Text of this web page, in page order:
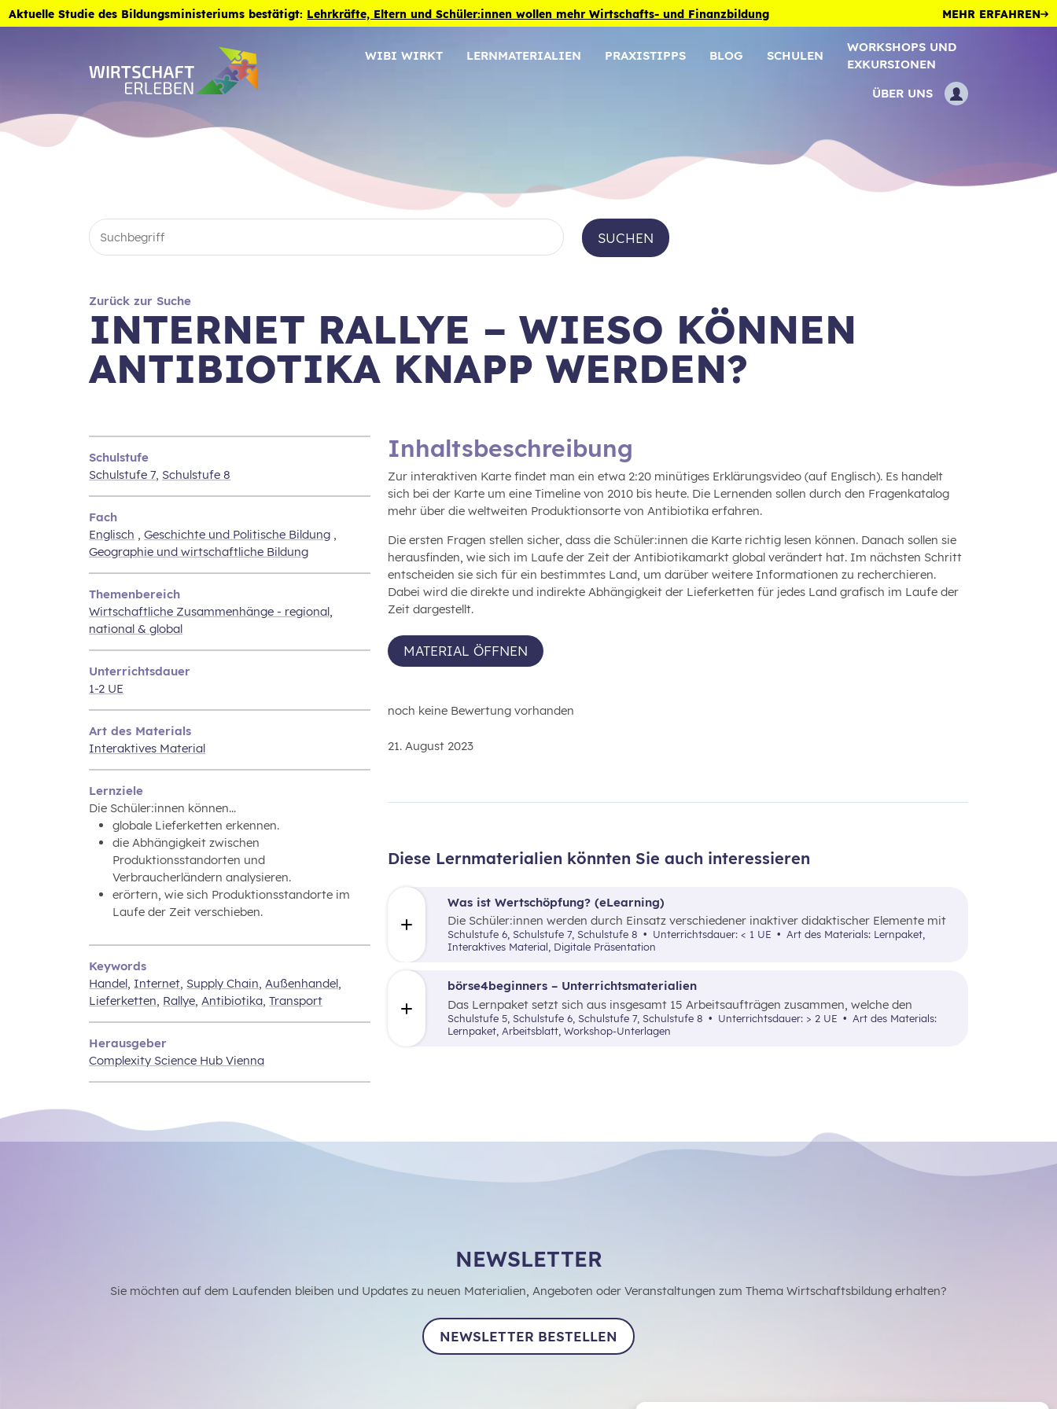
Zum Inhalt der Seite springen
Aktuelle Studie des Bildungsministeriums bestätigt: Lehrkräfte, Eltern und Schüler:innen wollen mehr Wirtschafts- und Finanzbildung MEHR ERFAHREN
WIBI WIRKT LERNMATERIALIEN PRAXISTIPPS BLOG SCHULEN
WORKSHOPS UND
EXKURSIONEN
ÜBER UNS
SUCHEN
Zurück zur Suche
INTERNET RALLYE – WIESO KÖNNEN
ANTIBIOTIKA KNAPP WERDEN?
Schulstufe
Schulstufe 7, Schulstufe 8
Fach
Englisch ,Geschichte und Politische Bildung ,
Geographie und wirtschaftliche Bildung
Themenbereich
Wirtschaftliche Zusammenhänge - regional,
national & global
Unterrichtsdauer
1-2 UE
Art des Materials
Interaktives Material
Lernziele
Die Schüler:innen können...
globale Lieferketten erkennen.
die Abhängigkeit zwischen
Produktionsstandorten und
Verbraucherländern analysieren.
erörtern, wie sich Produktionsstandorte im
Laufe der Zeit verschieben.
Keywords
Handel, Internet, Supply Chain,Außenhandel,
Lieferketten, Rallye,Antibiotika,Transport
Herausgeber
Complexity Science Hub Vienna
Inhaltsbeschreibung
Zur interaktiven Karte findet man ein etwa 2:20 minütiges Erklärungsvideo (auf Englisch). Es handelt
sich bei der Karte um eine Timeline von 2010 bis heute. Die Lernenden sollen durch den Fragenkatalog
mehr über die weltweiten Produktionsorte von Antibiotika erfahren.
Die ersten Fragen stellen sicher, dass die Schüler:innen die Karte richtig lesen können. Danach sollen sie
herausfinden, wie sich im Laufe der Zeit der Antibiotikamarkt global verändert hat. Im nächsten Schritt
entscheiden sie sich für ein bestimmtes Land, um darüber weitere Informationen zu recherchieren.
Dabei wird die direkte und indirekte Abhängigkeit der Lieferketten für jedes Land grafisch im Laufe der
Zeit dargestellt.
MATERIAL ÖFFNEN
noch keine Bewertung vorhanden
21. August 2023
Diese Lernmaterialien könnten Sie auch interessieren
Was ist Wertschöpfung? (eLearning)
Die Schüler:innen werden durch Einsatz verschiedener inaktiver didaktischer Elemente mit
dem Begriff der Wertschöpfung(-kette) anhand einfach nachvollziehbarer Beispiele vertraut
gemacht.
Schulstufe 6, Schulstufe 7, Schulstufe 8 Unterrichtsdauer: < 1 UE
Art des Materials: Lernpaket,
Interaktives Material, Digitale Präsentation
börse4beginners – Unterrichtsmaterialien
Das Lernpaket setzt sich aus insgesamt 15 Arbeitsaufträgen zusammen, welche den
Schüler:innen auf kreative, spielerische sowie angewandte Art und Weise Grundlagenwissen
über die Börse und Geldveranlagung vermittelt.
Schulstufe 5, Schulstufe 6, Schulstufe 7, Schulstufe 8 Unterrichtsdauer: > 2 UE
Lernpaket, Arbeitsblatt, Workshop-Unterlagen
NEWSLETTER
Sie möchten auf dem Laufenden bleiben und Updates zu neuen Materialien, Angeboten oder Veranstaltungen zum Thema Wirtschaftsbildung erhalten?
NEWSLETTER BESTELLEN